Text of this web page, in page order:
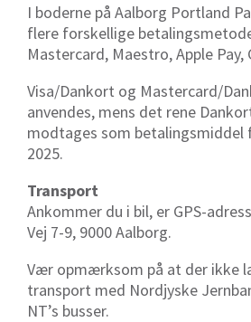
I boderne på Aalborg Portland
flere forskellige
Mastercard, Maestro, Apple Pay,
Visa/Dankort og Mastercard/
anvendes, mens det rene
modtages som betalingsmiddel
2025.
Transport
Ankommer du i bil, er GPS-
Vej 7-9, 9000 Aalborg.
Vær opmærksom på at der ikke
transport med Nordjyske
NT’s busser.